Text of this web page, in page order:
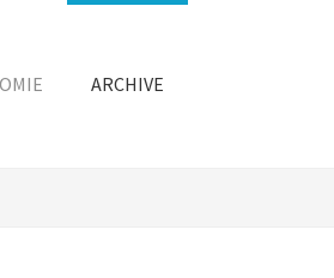
ARCHIVE